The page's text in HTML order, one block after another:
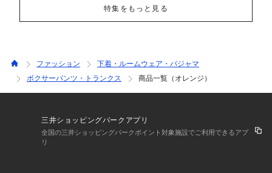
特集をもっと見る
ファッション
下着・ルームウェア・パジャマ
ボクサーパンツ・トランクス
商品一覧（オレンジ）
三井ショッピングパークアプリ
全国の三井ショッピングパークポイント対象施設でご利用できるアプ
リ